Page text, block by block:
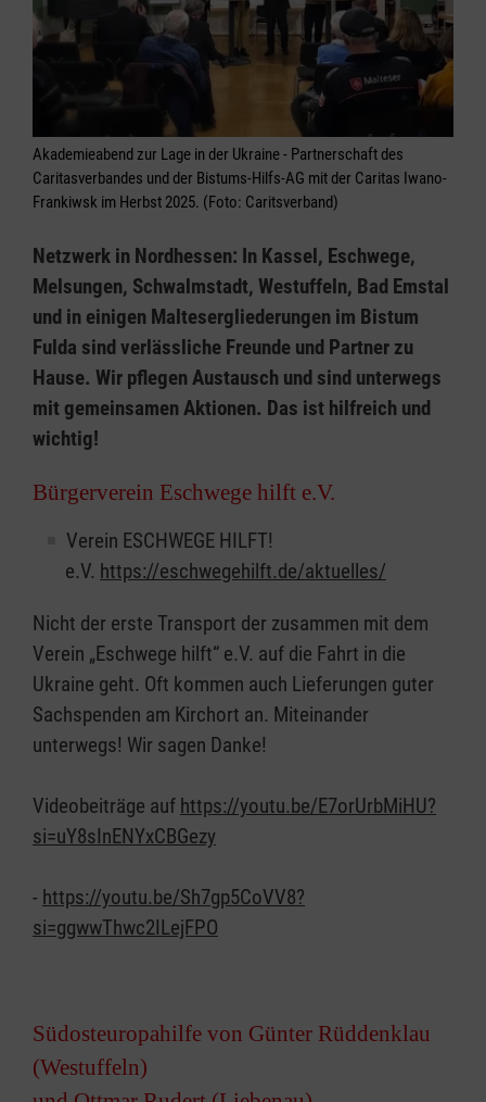
Akademieabend zur Lage in der Ukraine - Partnerschaft des
Caritasverbandes und der Bistums-Hilfs-AG mit der Caritas Iwano-
Frankiwsk im Herbst 2025. (Foto: Caritsverband)
Netzwerk in Nordhessen: In Kassel, Eschwege,
Melsungen, Schwalmstadt, Westuffeln, Bad Emstal
und in einigen Maltesergliederungen im Bistum
Fulda sind verlässliche Freunde und Partner zu
Hause. Wir pflegen Austausch und sind unterwegs
mit gemeinsamen Aktionen. Das ist hilfreich und
wichtig!
Bürgerverein Eschwege hilft e.V.
Verein ESCHWEGE HILFT!
e.V. https://eschwegehilft.de/aktuelles/
Nicht der erste Transport der zusammen mit dem
Verein „Eschwege hilft“ e.V. auf die Fahrt in die
Ukraine geht. Oft kommen auch Lieferungen guter
Sachspenden am Kirchort an. Miteinander
unterwegs! Wir sagen Danke!
Videobeiträge auf https://youtu.be/E7orUrbMiHU?
si=uY8sInENYxCBGezy
- https://youtu.be/Sh7gp5CoVV8?
si=ggwwThwc2ILejFPO
Südosteuropahilfe von Günter Rüddenklau
(Westuffeln)